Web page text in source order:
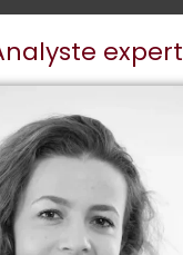
expert